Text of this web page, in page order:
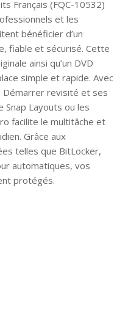
Français (FQC-10532)
et les
bénéficier d’un
fiable et sécurisé. Cette
ainsi qu’un DVD
simple et rapide. Avec
Démarrer revisité et ses
Snap Layouts ou les
facilite le multitâche et
Grâce aux
telles que BitLocker,
automatiques, vos
protégés.